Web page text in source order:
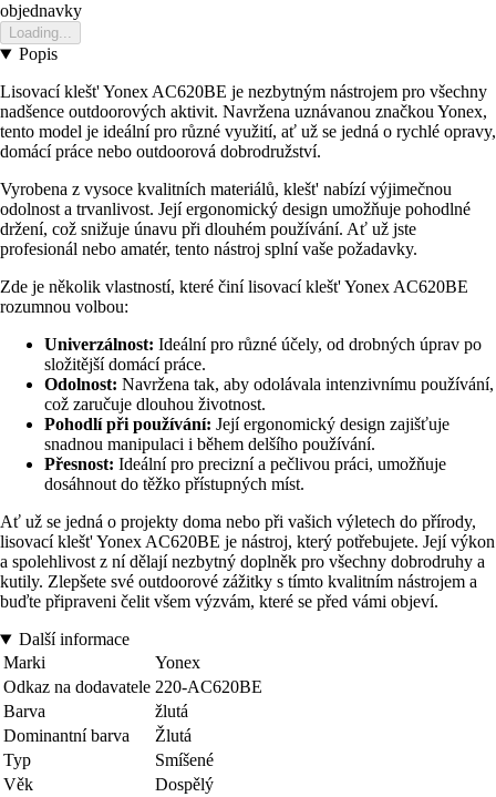
objednavky
Loading...
Popis
Lisovací klešt' Yonex AC620BE je nezbytným nástrojem pro všechny
nadšence outdoorových aktivit. Navržena uznávanou značkou Yonex,
tento model je ideální pro různé využití, ať už se jedná o rychlé opravy,
domácí práce nebo outdoorová dobrodružství.
Vyrobena z vysoce kvalitních materiálů, klešt' nabízí výjimečnou
odolnost a trvanlivost. Její ergonomický design umožňuje pohodlné
držení, což snižuje únavu při dlouhém používání. Ať už jste
profesionál nebo amatér, tento nástroj splní vaše požadavky.
Zde je několik vlastností, které činí lisovací klešt' Yonex AC620BE
rozumnou volbou:
Univerzálnost: Ideální pro různé účely, od drobných úprav po
složitější domácí práce.
Odolnost: Navržena tak, aby odolávala intenzivnímu používání,
což zaručuje dlouhou životnost.
Pohodlí při používání: Její ergonomický design zajišťuje
snadnou manipulaci i během delšího používání.
Přesnost: Ideální pro precizní a pečlivou práci, umožňuje
dosáhnout do těžko přístupných míst.
Ať už se jedná o projekty doma nebo při vašich výletech do přírody,
lisovací klešt' Yonex AC620BE je nástroj, který potřebujete. Její výkon
a spolehlivost z ní dělají nezbytný doplněk pro všechny dobrodruhy a
kutily. Zlepšete své outdoorové zážitky s tímto kvalitním nástrojem a
buďte připraveni čelit všem výzvám, které se před vámi objeví.
Další informace
Marki
Yonex
Odkaz na dodavatele 220-AC620BE
Barva
žlutá
Dominantní barva
Žlutá
Typ
Smíšené
Věk
Dospělý